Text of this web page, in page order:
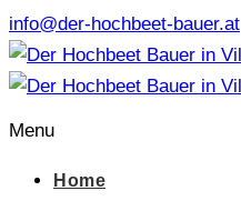
info@der-hochbeet-bauer.at
Menu
Home